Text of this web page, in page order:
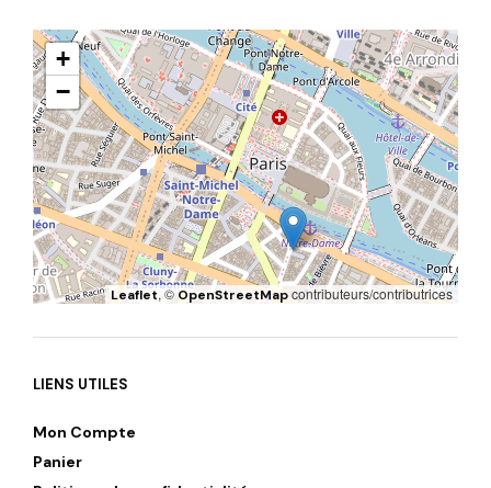
+
−
Leaflet, ©OpenStreetMapcontributeurs/contributrices
LIENS UTILES
Mon Compte
Panier